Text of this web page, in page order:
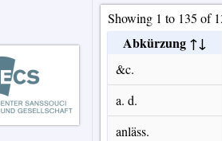
Showing 1 to 135 of
Abkürzung
&c.
a. d.
anläss.